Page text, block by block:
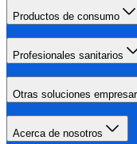
Productos de consumo
Profesionales sanitarios
Otras soluciones
Acerca de nosotros